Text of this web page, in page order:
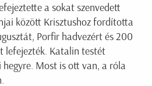
a sokat szenvedett
között Krisztushoz fordította
Porfir hadvezért és 200
lefejezték. Katalin testét
Most is ott van, a róla